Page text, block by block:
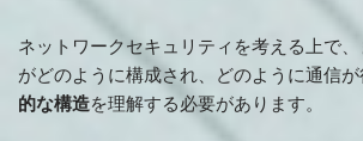
ネットワークセキュリティを考える上で
がどのように構成され、どのように通信
的な構造を理解する必要があります。